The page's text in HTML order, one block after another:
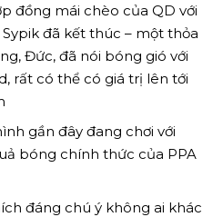
đồng mái chèo của QD với
đã kết thúc – một thỏa
Đức, đã nói bóng gió với
rất có thể có giá trị lên tới
gần đây đang chơi với
bóng chính thức của PPA
đáng chú ý không ai khác